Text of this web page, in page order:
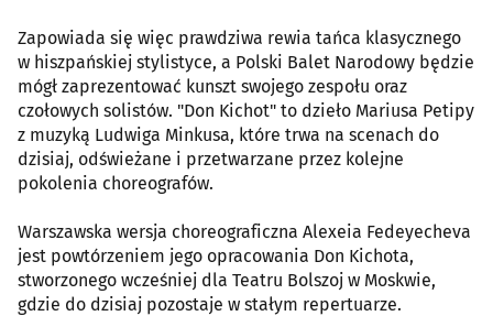
Zapowiada się więc prawdziwa rewia tańca klasycznego
w hiszpańskiej stylistyce, a Polski Balet Narodowy będzie
mógł zaprezentować kunszt swojego zespołu oraz
czołowych solistów. "Don Kichot" to dzieło Mariusa Petipy
z muzyką Ludwiga Minkusa, które trwa na scenach do
dzisiaj, odświeżane i przetwarzane przez kolejne
pokolenia choreografów.
Warszawska wersja choreograficzna Alexeia Fedeyecheva
jest powtórzeniem jego opracowania Don Kichota,
stworzonego wcześniej dla Teatru Bolszoj w Moskwie,
gdzie do dzisiaj pozostaje w stałym repertuarze.